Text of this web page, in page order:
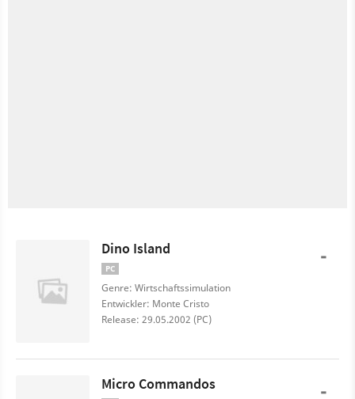
Dino Island
PC
Genre: Wirtschaftssimulation
Entwickler: Monte Cristo
Release: 29.05.2002 (PC)
-
Micro Commandos -